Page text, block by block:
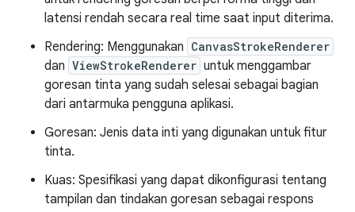
latensi rendah secara real time saat input diterima.
Rendering: Menggunakan CanvasStrokeRenderer
dan ViewStrokeRenderer untuk menggambar
goresan tinta yang sudah selesai sebagai bagian
dari antarmuka pengguna aplikasi.
Goresan: Jenis data inti yang digunakan untuk fitur
tinta.
Kuas: Spesifikasi yang dapat dikonfigurasi tentang
tampilan dan tindakan goresan sebagai respons